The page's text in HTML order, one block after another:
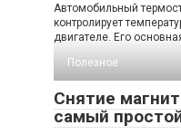
Автомобильный
контролирует
двигателе. Его
Полезное
Снятие
самый